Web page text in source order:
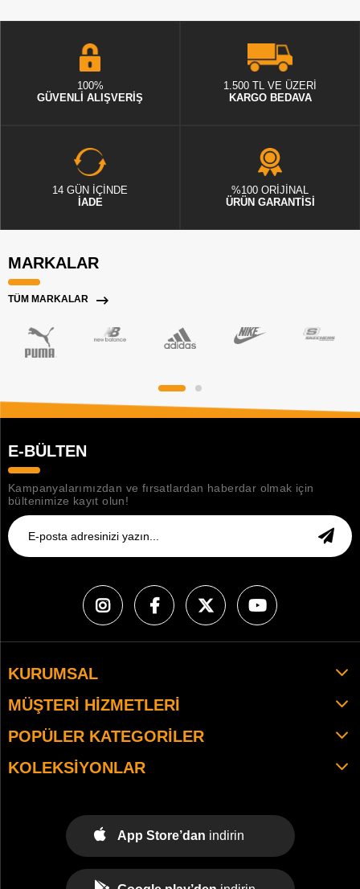
100%
GÜVENLİ ALIŞVERİŞ
1.500 TL VE ÜZERİ
KARGO BEDAVA
14 GÜN İÇİNDE
İADE
%100 ORİJİNAL
ÜRÜN GARANTİSİ
MARKALAR
TÜM MARKALAR
E-BÜLTEN
Kampanyalarımızdan ve fırsatlardan haberdar olmak için
bültenimize kayıt olun!
KURUMSAL
MÜŞTERI HIZMETLERI
POPÜLER KATEGORILER
KOLEKSIYONLAR
App Store’dan indirin